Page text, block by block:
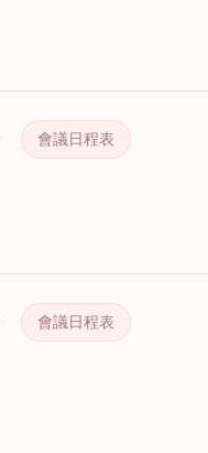
會議日程表
會議日程表